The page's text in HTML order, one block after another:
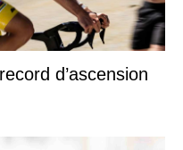
d’ascension